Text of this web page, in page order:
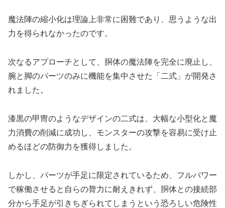
魔法陣の縮小化は理論上非常に困難であり、思うような出
力を得られなかったのです。
次なるアプローチとして、胴体の魔法陣を完全に廃止し、
腕と脚のパーツのみに機能を集中させた「二式」が開発さ
れました。
漆黒の甲冑のようなデザインの二式は、大幅な小型化と魔
力消費の削減に成功し、モンスターの攻撃を容易に受け止
めるほどの防御力を獲得しました。
しかし、パーツが手足に限定されているため、フルパワー
で稼働させると自らの膂力に耐えきれず、胴体との接続部
分から手足が引きちぎられてしまうという恐ろしい危険性